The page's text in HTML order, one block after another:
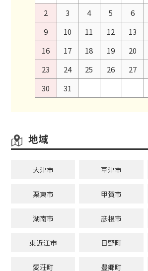
2
3 4 5 6
9
10 11 12 13
16
17 18 19 20
23
24 25 26 27
30
31
地域
大津市 草津市
栗東市 甲賀市
湖南市 彦根市
東近江市 日野町
愛荘町 豊郷町